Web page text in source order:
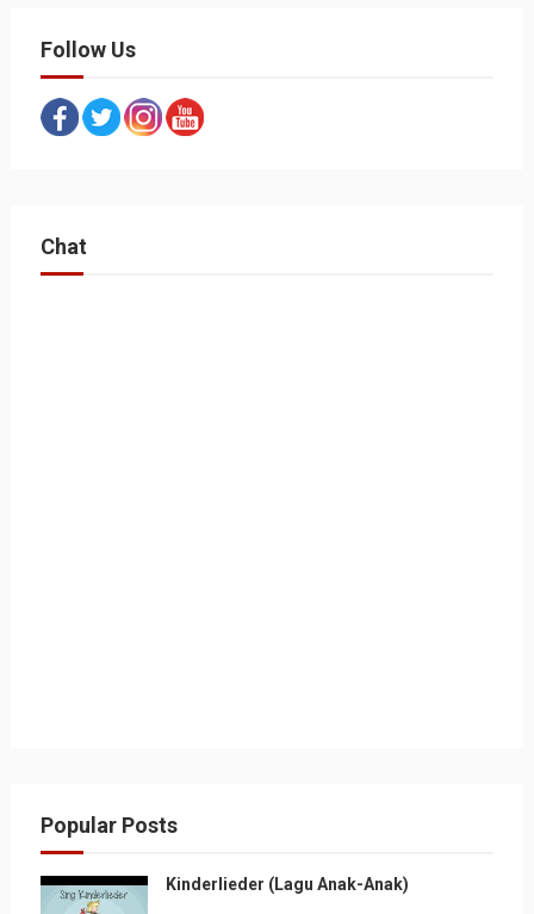
Follow Us
Chat
Popular Posts
Kinderlieder (Lagu Anak-Anak)